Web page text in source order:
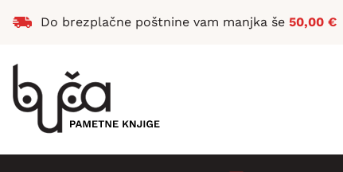
Do brezplačne poštnine vam manjka še 50,00 €